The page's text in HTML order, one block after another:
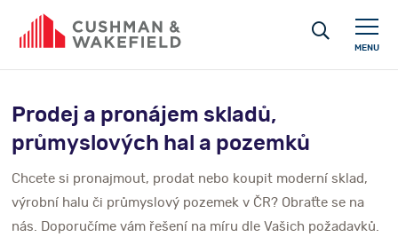
MENU
Prodej a pronájem skladů,
průmyslových hal a pozemků
Chcete si pronajmout, prodat nebo koupit moderní sklad,
výrobní halu či průmyslový pozemek v ČR? Obraťte se na
nás. Doporučíme vám řešení na míru dle Vašich požadavků.